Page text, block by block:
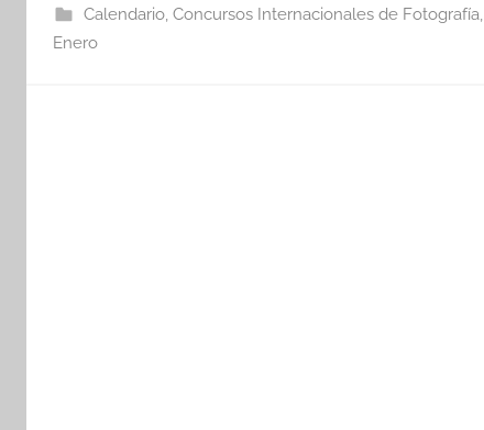
Calendario, Concursos Internacionales de Fotografía,
Enero